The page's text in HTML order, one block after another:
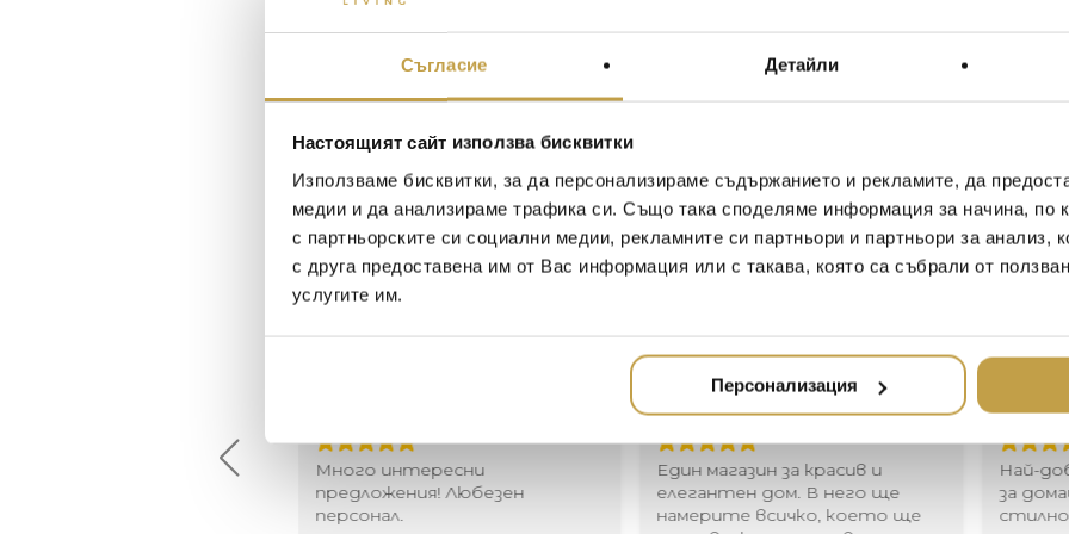
Съгласие Детайли
Настоящият сайт използва бисквитки
Използваме бисквитки, за да персонализираме съдържанието и рекламите, да
медии и да анализираме трафика си. Също така споделяме информация за начина, по
с партньорските си социални медии, рекламните си партньори и партньори за анализ,
с друга предоставена им от Вас информация или с такава, която са събрали от
услугите им.
Персонализация
The Lovebirds Collection
nature in us all to bond
perch upon symbolizes
white, four-petaled flowers
“There is a certain
connection with someone
Lovebirds take care of
feeding each other, and
to the human experience.”
Много интересни
предложения! Любезен
персонал.
Иван Иванов
2020-05-20
Един магазин за красив и
елегантен дом. В него ще
намерите всичко, което ще
Най-
за
стилно